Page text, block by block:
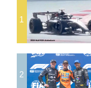
1
2